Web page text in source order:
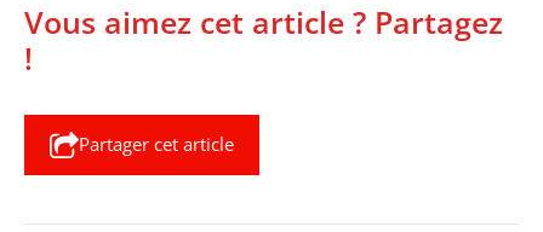
Vous aimez cet article ? Partagez
!
Partager cet article